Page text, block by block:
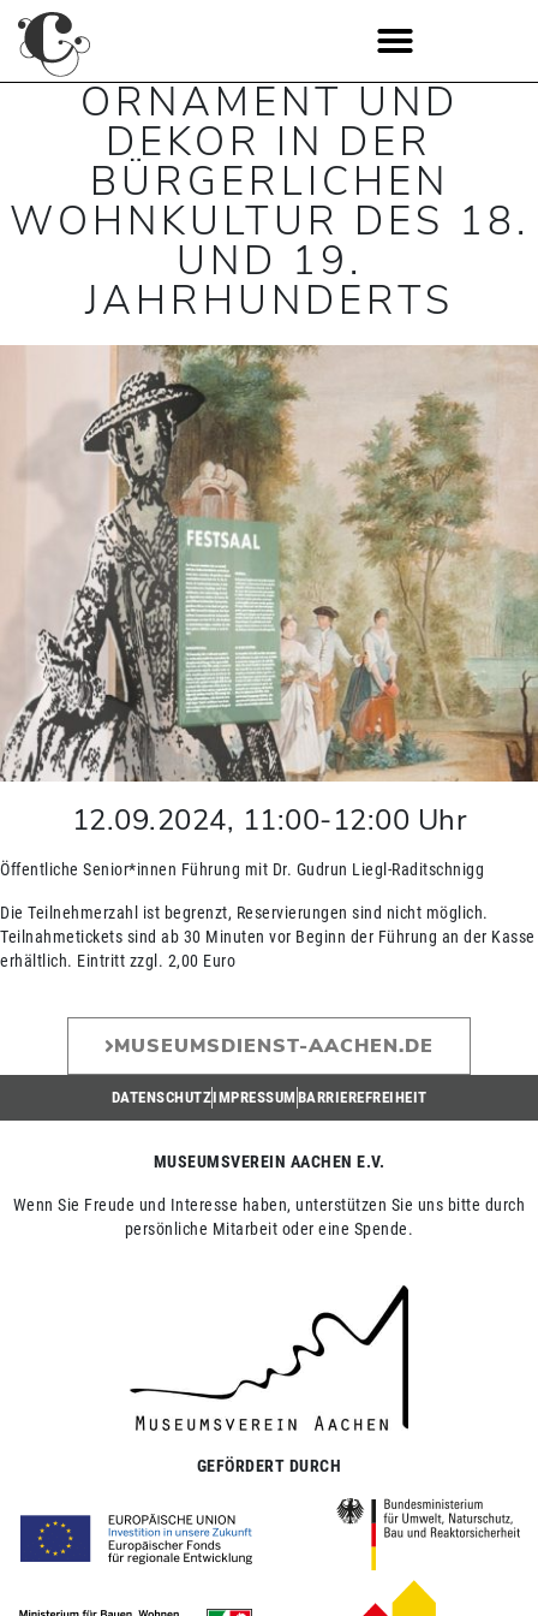
ORNAMENT UND
DEKOR IN DER
BÜRGERLICHEN
WOHNKULTUR DES 18.
UND 19.
JAHRHUNDERTS
12.09.2024, 11:00-12:00 Uhr
Öffentliche Senior*innen Führung mit Dr. Gudrun Liegl-Raditschnigg
Die Teilnehmerzahl ist begrenzt, Reservierungen sind nicht möglich.
Teilnahmetickets sind ab 30 Minuten vor Beginn der Führung an der Kasse
erhältlich. Eintritt zzgl. 2,00 Euro
MUSEUMSDIENST-AACHEN.DE
DATENSCHUTZIMPRESSUM BARRIEREFREIHEIT
MUSEUMSVEREIN AACHEN E.V.
Wenn Sie Freude und Interesse haben, unterstützen Sie uns bitte durch
persönliche Mitarbeit oder eine Spende.
GEFÖRDERT DURCH